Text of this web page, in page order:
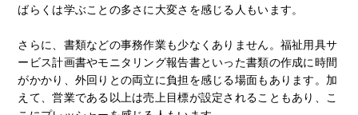
ばらくは学ぶことの多さに大変さを感じる人もいます。
さらに、書類などの事務作業も少なくありません。福祉用具サ
ービス計画書やモニタリング報告書といった書類の作成に時間
がかかり、外回りとの両立に負担を感じる場面もあります。加
えて、営業である以上は売上目標が設定されることもあり、こ